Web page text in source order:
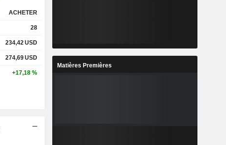
ACHETER
28
234,42USD
274,69USD
+17,18 %
Matières Premières